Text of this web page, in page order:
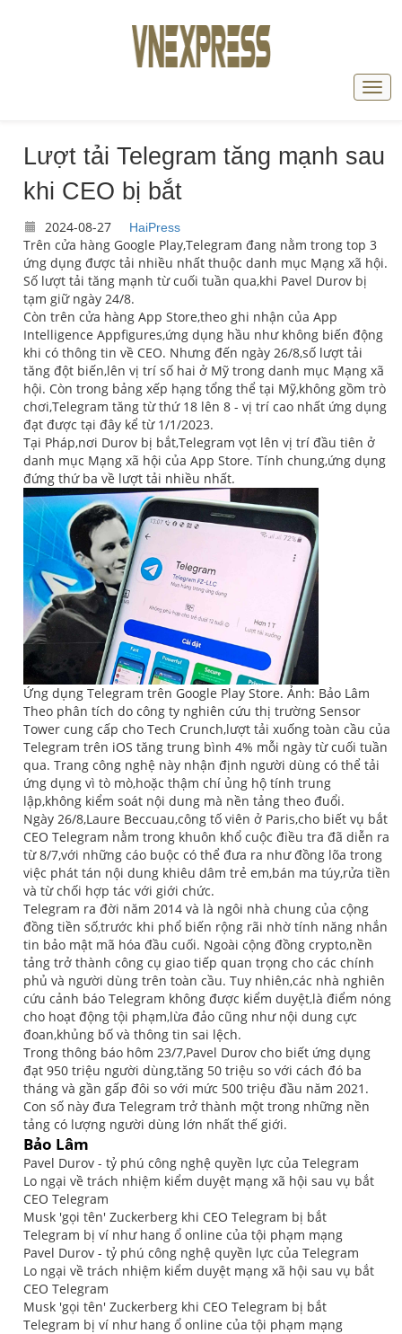
Lượt tải Telegram tăng mạnh sau
khi CEO bị bắt
2024-08-27 HaiPress
Trên cửa hàng Google Play,Telegram đang nằm trong top 3
ứng dụng được tải nhiều nhất thuộc danh mục Mạng xã hội.
Số lượt tải tăng mạnh từ cuối tuần qua,khi Pavel Durov bị
tạm giữ ngày 24/8.
Còn trên cửa hàng App Store,theo ghi nhận của App
Intelligence Appfigures,ứng dụng hầu như không biến động
khi có thông tin về CEO. Nhưng đến ngày 26/8,số lượt tải
tăng đột biến,lên vị trí số hai ở Mỹ trong danh mục Mạng xã
hội. Còn trong bảng xếp hạng tổng thể tại Mỹ,không gồm trò
chơi,Telegram tăng từ thứ 18 lên 8 - vị trí cao nhất ứng dụng
đạt được tại đây kể từ 1/1/2023.
Tại Pháp,nơi Durov bị bắt,Telegram vọt lên vị trí đầu tiên ở
danh mục Mạng xã hội của App Store. Tính chung,ứng dụng
đứng thứ ba về lượt tải nhiều nhất.
Ứng dụng Telegram trên Google Play Store. Ảnh: Bảo Lâm
Theo phân tích do công ty nghiên cứu thị trường Sensor
Tower cung cấp cho Tech Crunch,lượt tải xuống toàn cầu của
Telegram trên iOS tăng trung bình 4% mỗi ngày từ cuối tuần
qua. Trang công nghệ này nhận định người dùng có thể tải
ứng dụng vì tò mò,hoặc thậm chí ủng hộ tính trung
lập,không kiểm soát nội dung mà nền tảng theo đuổi.
Ngày 26/8,Laure Beccuau,công tố viên ở Paris,cho biết vụ bắt
CEO Telegram nằm trong khuôn khổ cuộc điều tra đã diễn ra
từ 8/7,với những cáo buộc có thể đưa ra như đồng lõa trong
việc phát tán nội dung khiêu dâm trẻ em,bán ma túy,rửa tiền
và từ chối hợp tác với giới chức.
Telegram ra đời năm 2014 và là ngôi nhà chung của cộng
đồng tiền số,trước khi phổ biến rộng rãi nhờ tính năng nhắn
tin bảo mật mã hóa đầu cuối. Ngoài cộng đồng crypto,nền
tảng trở thành công cụ giao tiếp quan trọng cho các chính
phủ và người dùng trên toàn cầu. Tuy nhiên,các nhà nghiên
cứu cảnh báo Telegram không được kiểm duyệt,là điểm nóng
cho hoạt động tội phạm,lừa đảo cũng như nội dung cực
đoan,khủng bố và thông tin sai lệch.
Trong thông báo hôm 23/7,Pavel Durov cho biết ứng dụng
đạt 950 triệu người dùng,tăng 50 triệu so với cách đó ba
tháng và gần gấp đôi so với mức 500 triệu đầu năm 2021.
Con số này đưa Telegram trở thành một trong những nền
tảng có lượng người dùng lớn nhất thế giới.
Bảo Lâm
Pavel Durov - tỷ phú công nghệ quyền lực của Telegram
Lo ngại về trách nhiệm kiểm duyệt mạng xã hội sau vụ bắt
CEO Telegram
Musk 'gọi tên' Zuckerberg khi CEO Telegram bị bắt
Telegram bị ví như hang ổ online của tội phạm mạng
Pavel Durov - tỷ phú công nghệ quyền lực của Telegram
Lo ngại về trách nhiệm kiểm duyệt mạng xã hội sau vụ bắt
CEO Telegram
Musk 'gọi tên' Zuckerberg khi CEO Telegram bị bắt
Telegram bị ví như hang ổ online của tội phạm mạng